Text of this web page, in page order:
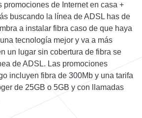
promociones de Internet en casa +
buscando la línea de ADSL has de
a instalar fibra caso de que haya
tecnología mejor y va a más
un lugar sin cobertura de fibra se
de ADSL. Las promociones
incluyen fibra de 300Mb y una tarifa
de 25GB o 5GB y con llamadas